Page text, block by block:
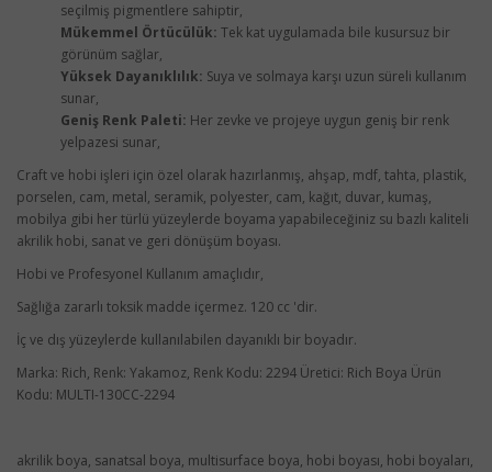
seçilmiş pigmentlere sahiptir,
Mükemmel Örtücülük: Tek kat uygulamada bile kusursuz bir
görünüm sağlar,
Yüksek Dayanıklılık: Suya ve solmaya karşı uzun süreli kullanım
sunar,
Geniş Renk Paleti: Her zevke ve projeye uygun geniş bir renk
yelpazesi sunar,
Craft ve hobi işleri için özel olarak hazırlanmış, ahşap, mdf, tahta, plastik,
porselen, cam, metal, seramik, polyester, cam, kağıt, duvar, kumaş,
mobilya gibi her türlü yüzeylerde boyama yapabileceğiniz su bazlı kaliteli
akrilik hobi, sanat ve geri dönüşüm boyası.
Hobi ve Profesyonel Kullanım amaçlıdır,
Sağlığa zararlı toksik madde içermez. 120 cc 'dir.
İç ve dış yüzeylerde kullanılabilen dayanıklı bir boyadır.
Marka: Rich, Renk: Yakamoz, Renk Kodu: 2294 Üretici: Rich Boya Ürün
Kodu: MULTI-130CC-2294
akrilik boya, sanatsal boya, multisurface boya, hobi boyası, hobi boyaları,